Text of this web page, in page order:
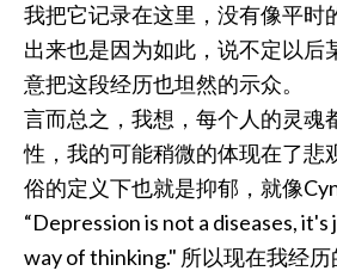
我把它记录在这里，没有像平时
出来也是因为如此，说不定以后
意把这段经历也坦然的示众。
言而总之，我想，每个人的灵魂
性，我的可能稍微的体现在了悲
俗的定义下也就是抑郁，就像
“Depression is not a diseases,
way of thinking." 所以现在我经